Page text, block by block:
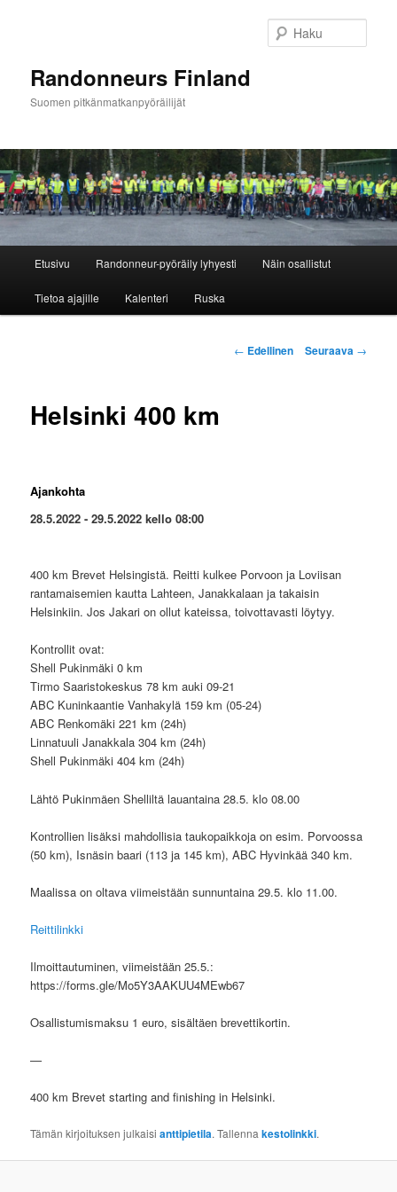
Randonneurs Finland
Suomen pitkänmatkanpyöräilijät
Etusivu Randonneur-pyöräily lyhyesti Näin osallistut
Tietoa ajajille Kalenteri Ruska
Artikkelien
← Edellinen Seuraava →
Helsinki 400 km
Ajankohta
28.5.2022 - 29.5.2022 kello 08:00
400 km Brevet Helsingistä. Reitti kulkee Porvoon ja Loviisan
rantamaisemien kautta Lahteen, Janakkalaan ja takaisin
Helsinkiin. Jos Jakari on ollut kateissa, toivottavasti löytyy.
Kontrollit ovat:
Shell Pukinmäki 0 km
Tirmo Saaristokeskus 78 km auki 09-21
ABC Kuninkaantie Vanhakylä 159 km (05-24)
ABC Renkomäki 221 km (24h)
Linnatuuli Janakkala 304 km (24h)
Shell Pukinmäki 404 km (24h)
Lähtö Pukinmäen Shelliltä lauantaina 28.5. klo 08.00
Kontrollien lisäksi mahdollisia taukopaikkoja on esim. Porvoossa
(50 km), Isnäsin baari (113 ja 145 km), ABC Hyvinkää 340 km.
Maalissa on oltava viimeistään sunnuntaina 29.5. klo 11.00.
Reittilinkki
Ilmoittautuminen, viimeistään 25.5.:
https://forms.gle/Mo5Y3AAKUU4MEwb67
Osallistumismaksu 1 euro, sisältäen brevettikortin.
—
400 km Brevet starting and finishing in Helsinki.
Tämän kirjoituksen julkaisianttipietila. Tallennakestolinkki.